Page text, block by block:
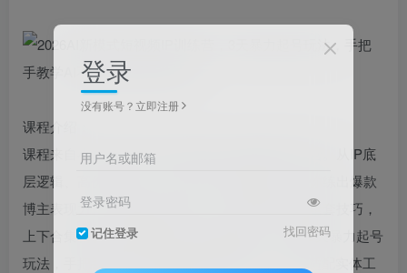
课程介绍：
课程来自小乔老师的2026AI新模式短视频IP训练营。从IP底
层逻辑、高价值定位、素人起号全流程拆解，教你练出爆款
博主表现力。吃透爆款文案公式，掌握实拍剪辑全套技巧，
上下合集精讲AI生成爆款文案与视频实操。揭秘3天暴力起号
玩法，手把手教学AI不露脸带货爆单技巧，同时适配实体工
登录
没有账号？立即注册
用户名或邮箱
登录密码
记住登录 找回密码